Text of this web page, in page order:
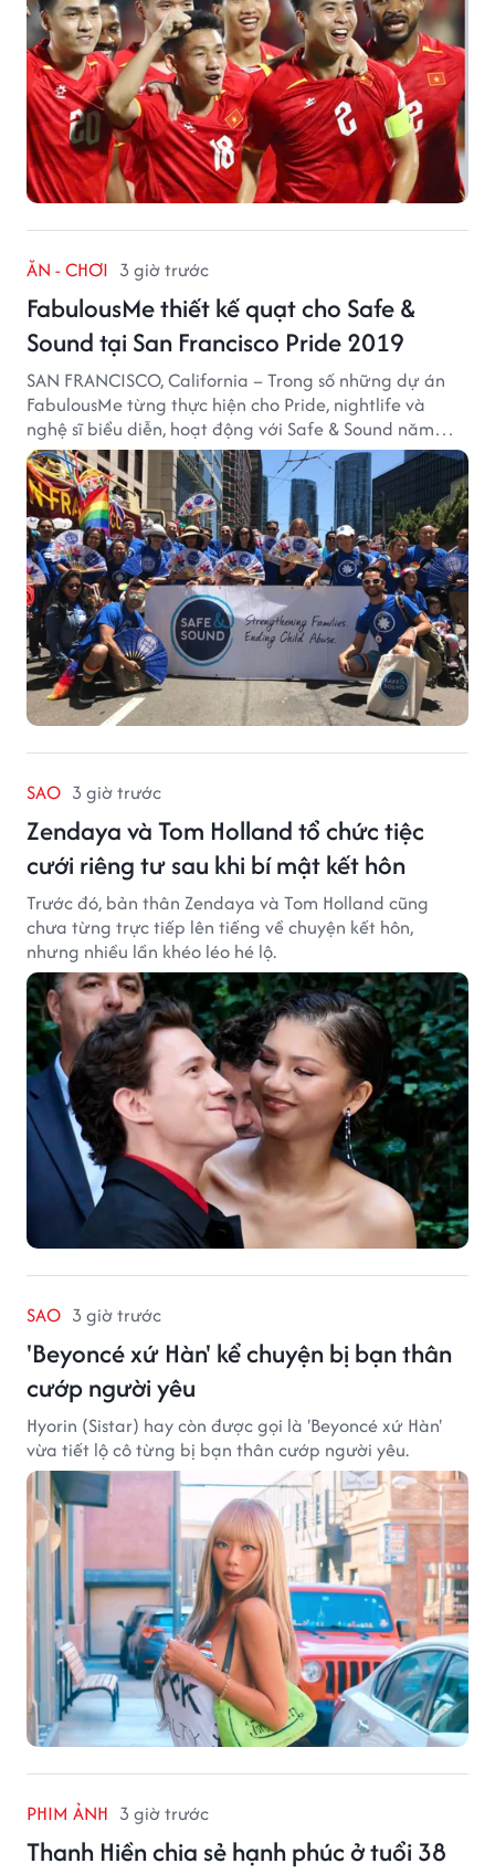
ĂN - CHƠI 3 giờ trước
FabulousMe thiết kế quạt cho Safe &
Sound tại San Francisco Pride 2019
SAN FRANCISCO, California – Trong số những dự án
FabulousMe từng thực hiện cho Pride, nightlife và
nghệ sĩ biểu diễn, hoạt động với Safe & Sound năm
2019 mang một bối cảnh khác biệt. Safe & Sound là tổ
chức phi lợi nhuận tại San Francisco hoạt động trong
lĩnh vực phòng ngừa bạo hành trẻ em, hỗ trợ gia đình
và xây dựng môi trường an toàn cho trẻ em.
SAO 3 giờ trước
Zendaya và Tom Holland tổ chức tiệc
cưới riêng tư sau khi bí mật kết hôn
Trước đó, bản thân Zendaya và Tom Holland cũng
chưa từng trực tiếp lên tiếng về chuyện kết hôn,
nhưng nhiều lần khéo léo hé lộ.
SAO 3 giờ trước
'Beyoncé xứ Hàn' kể chuyện bị bạn thân
cướp người yêu
Hyorin (Sistar) hay còn được gọi là 'Beyoncé xứ Hàn'
vừa tiết lộ cô từng bị bạn thân cướp người yêu.
PHIM ẢNH 3 giờ trước
Thanh Hiền chia sẻ hạnh phúc ở tuổi 38